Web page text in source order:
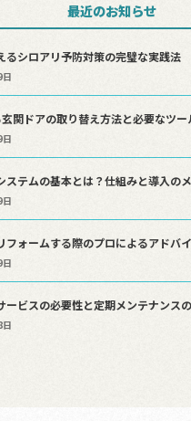
最近のお知らせ
るシロアリ予防対策の完璧な実践法
関ドアの取り替え方法と必要なツー
ステムの基本とは？仕組みと導入の
フォームする際のプロによるアドバ
ービスの必要性と定期メンテナンス